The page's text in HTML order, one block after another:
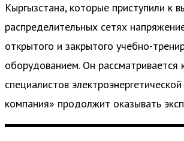
Кыргызстана, которые приступили
распределительных сетях
открытого и закрытого учебно-
оборудованием. Он
специалистов
компания» продолжит оказывать